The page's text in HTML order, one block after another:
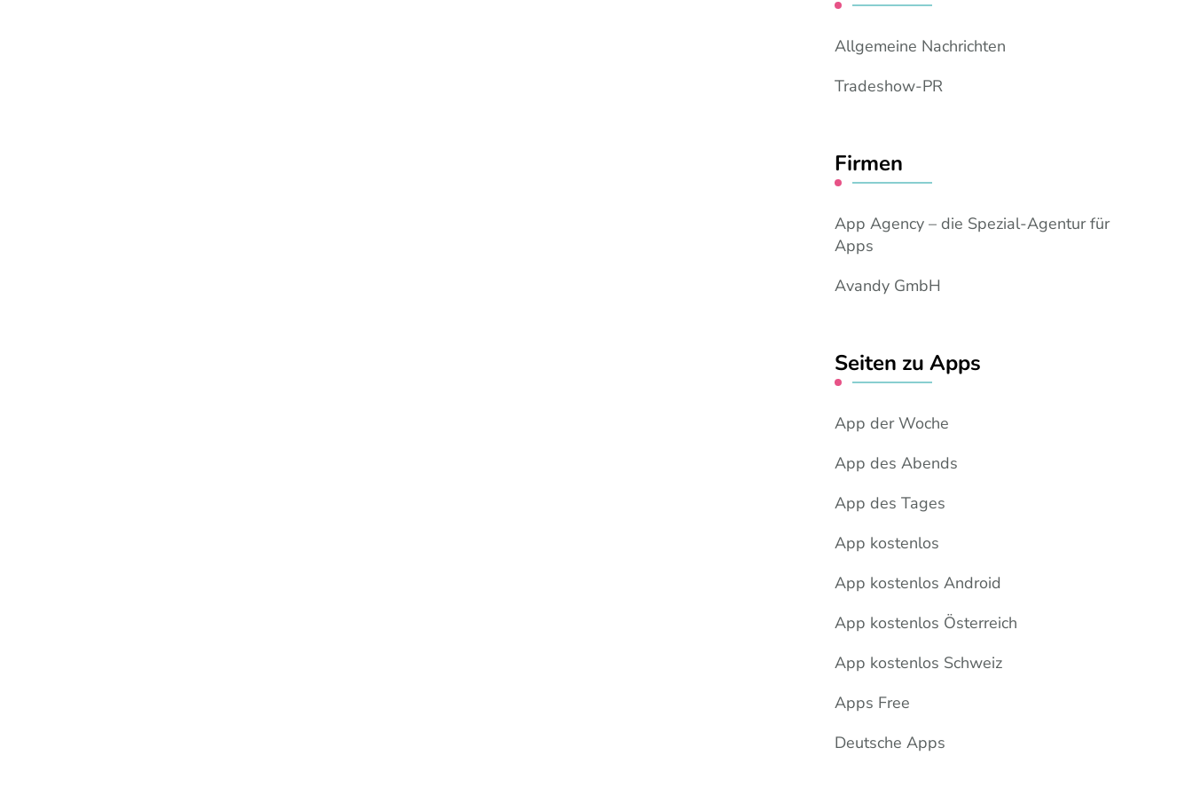
Allgemeine Nachrichten
Tradeshow-PR
Firmen
App Agency – die Spezial-Agentur für
Apps
Avandy GmbH
Seiten zu Apps
App der Woche
App des Abends
App des Tages
App kostenlos
App kostenlos Android
App kostenlos Österreich
App kostenlos Schweiz
Apps Free
Deutsche Apps